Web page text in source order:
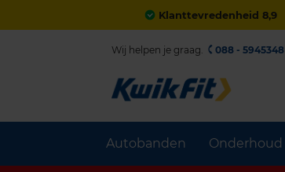
Klanttevredenheid 8,9
Autobanden Onderhoud
Wij helpen je graag. 088 - 5945348